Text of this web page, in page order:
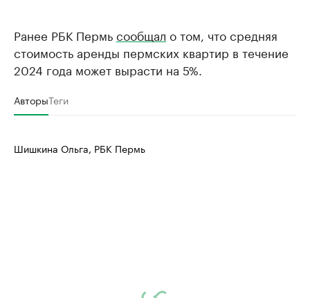
Ранее РБК Пермьсообщал о том, что средняя
стоимость аренды пермских квартир в течение
2024 года может вырасти на 5%.
АвторыТеги
Шишкина Ольга, РБК Пермь